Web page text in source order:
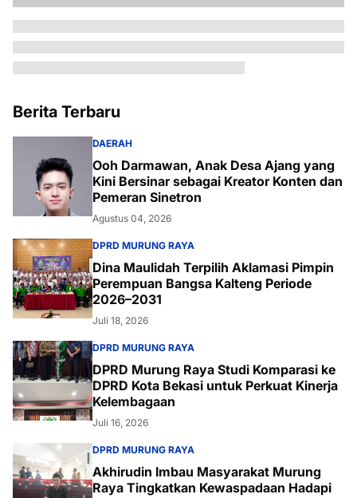
Berita Terbaru
DAERAH
Ooh Darmawan, Anak Desa Ajang yang
Kini Bersinar sebagai Kreator Konten dan
Pemeran Sinetron
Agustus 04, 2026
DPRD MURUNG RAYA
Dina Maulidah Terpilih Aklamasi Pimpin
Perempuan Bangsa Kalteng Periode
2026–2031
Juli 18, 2026
DPRD MURUNG RAYA
DPRD Murung Raya Studi Komparasi ke
DPRD Kota Bekasi untuk Perkuat Kinerja
Kelembagaan
Juli 16, 2026
DPRD MURUNG RAYA
Akhirudin Imbau Masyarakat Murung
Raya Tingkatkan Kewaspadaan Hadapi